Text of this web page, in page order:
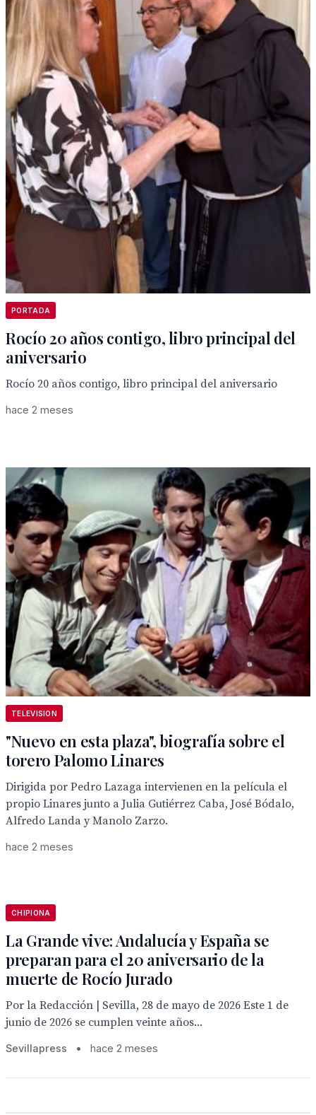
PORTADA
Rocío 20 años contigo, libro principal del
aniversario
Rocío 20 años contigo, libro principal del aniversario
hace 2 meses
TELEVISION
"Nuevo en esta plaza", biografía sobre el
torero Palomo Linares
Dirigida por Pedro Lazaga intervienen en la película el
propio Linares junto a Julia Gutiérrez Caba, José Bódalo,
Alfredo Landa y Manolo Zarzo.
hace 2 meses
CHIPIONA
La Grande vive: Andalucía y España se
preparan para el 20 aniversario de la
muerte de Rocío Jurado
Por la Redacción | Sevilla, 28 de mayo de 2026 Este 1 de
junio de 2026 se cumplen veinte años...
Sevillapress • hace 2 meses